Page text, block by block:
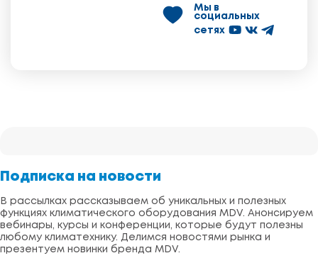
Мы в
социальных
сетях
Подписка на новости
В рассылках рассказываем об уникальных и полезных
функциях климатического оборудования MDV. Анонсируем
вебинары, курсы и конференции, которые будут полезны
любому климатехнику. Делимся новостями рынка и
презентуем новинки бренда MDV.